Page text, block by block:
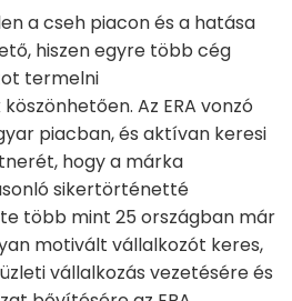
a cseh piacon és a hatása
hiszen egyre több cég
termelni
Az ERA vonzó
piacban, és aktívan keresi
hogy a márka
sikertörténetté
több mint 25 országban már
motivált vállalkozót keres,
vállalkozás vezetésére és